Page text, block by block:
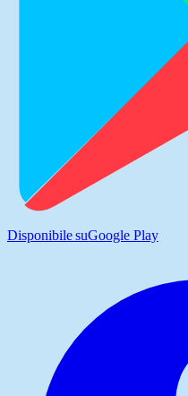
Disponibile suGoogle Play